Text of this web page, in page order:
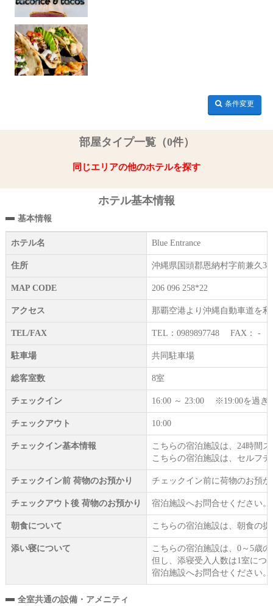
条件変更
部屋タイプ一覧（0件）
同じエリアの他のホテルを探す
ホテル基本情報
基本情報
ホテル名 Blue Entrance
住所 沖縄県国頭郡恩納村字前兼久
MAP CODE 206 096 258*22
アクセス 那覇空港より沖縄自動車道を利
TEL/FAX TEL：0989897748 FAX： -
駐車場 共同駐車場
総客室数 8室
チェックイン 16:00 ～ 23:00 ※19:00を過ぎ
チェックアウト 10:00
チェックイン基本情報
こちらの宿泊施設は、24時間
こちらの宿泊施設は、セルフ
チェックイン前 荷物のお預かり チェックイン前に荷物のお預
チェックアウト後 荷物のお預かり 宿泊施設へお問合せください。
朝食について こちらの宿泊施設は、朝食の
添い寝について
こちらの宿泊施設は、0～5歳
但し、添寝受入人数は1室につ
宿泊施設へお問合せください。
全室共通の設備・アメニティ